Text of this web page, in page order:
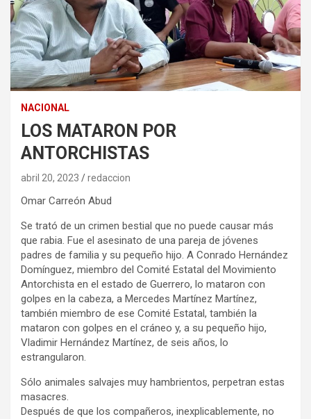
NACIONAL
LOS MATARON POR
ANTORCHISTAS
abril 20, 2023 redaccion
Omar Carreón Abud
Se trató de un crimen bestial que no puede causar más
que rabia. Fue el asesinato de una pareja de jóvenes
padres de familia y su pequeño hijo. A Conrado Hernández
Domínguez, miembro del Comité Estatal del Movimiento
Antorchista en el estado de Guerrero, lo mataron con
golpes en la cabeza, a Mercedes Martínez Martínez,
también miembro de ese Comité Estatal, también la
mataron con golpes en el cráneo y, a su pequeño hijo,
Vladimir Hernández Martínez, de seis años, lo
estrangularon.
Sólo animales salvajes muy hambrientos, perpetran estas
masacres.
Después de que los compañeros, inexplicablemente, no